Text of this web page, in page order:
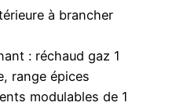
à brancher
: réchaud gaz 1
range épices
modulables de 1